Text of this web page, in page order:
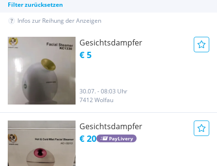
Filter zurücksetzen
Infos zur Reihung der Anzeigen
Gesichtsdampfer
€ 5
30.07. - 08:03 Uhr
7412 Wolfau
Gesichtsdampfer
€ 20 PayLivery